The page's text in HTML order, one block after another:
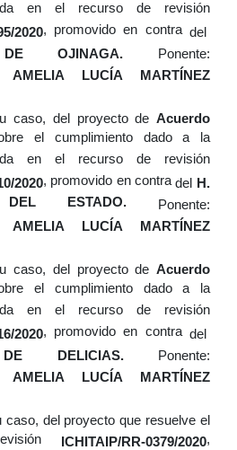
en el recurso de revisión
2020, promovido en contra del
OJINAGA. Ponente:
AMELIA LUCÍA MARTÍNEZ
caso, del proyecto deAcuerdo
el cumplimiento dado a la
en el recurso de revisión
2020, promovido en contradel H.
DEL ESTADO. Ponente:
AMELIA LUCÍA MARTÍNEZ
caso, del proyecto deAcuerdo
el cumplimiento dado a la
en el recurso de revisión
2020, promovido en contra del
DELICIAS.Ponente:
AMELIA LUCÍA MARTÍNEZ
caso, del proyecto que resuelve el
ICHITAIP/RR-0379/2020,